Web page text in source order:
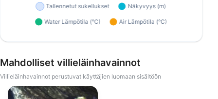
Mahdolliset villieläinhavainnot
Villieläinhavainnot perustuvat käyttäjien luomaan sisältöön